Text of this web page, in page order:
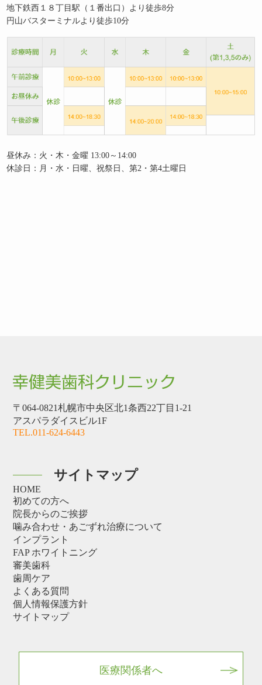
地下鉄西１８丁目駅（１番出口）より徒歩8分
円山バスターミナルより徒歩10分
昼休み：火・木・金曜 13:00～14:00
休診日：月・水・日曜、祝祭日、第2・第4土曜日
〒064-0821札幌市中央区北1条西22丁目1-21
アスパラダイスビル1F
TEL.011-624-6443
サイトマップ
HOME
初めての方へ
院長からのご挨拶
噛み合わせ・あごずれ治療について
インプラント
FAP ホワイトニング
審美歯科
歯周ケア
よくある質問
個人情報保護方針
サイトマップ
医療関係者へ